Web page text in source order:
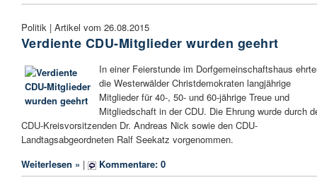
Politik | Artikel vom 26.08.2015
Verdiente CDU-Mitglieder wurden geehrt
In einer Feierstunde im Dorfgemeinschaftshaus
die Westerwälder Christdemokraten langjährige
Mitglieder für 40-, 50- und 60-jährige Treue und
Mitgliedschaft in der CDU. Die Ehrung wurde durch
CDU-Kreisvorsitzenden Dr. Andreas Nick sowie den CDU-
Landtagsabgeordneten Ralf Seekatz vorgenommen.
Weiterlesen » | Kommentare: 0